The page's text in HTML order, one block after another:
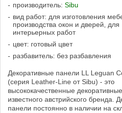
производитель: Sibu
вид работ: для изготовления
производства окон и дверей, для
интерьерных работ
цвет: готовый цвет
разбавитель: без разбавления
Декоративные панели LL Leguan
(серия Leather-Line от Sibu) - это
высококачественные
известного австрийского бренда.
панели постоянно в наличии на